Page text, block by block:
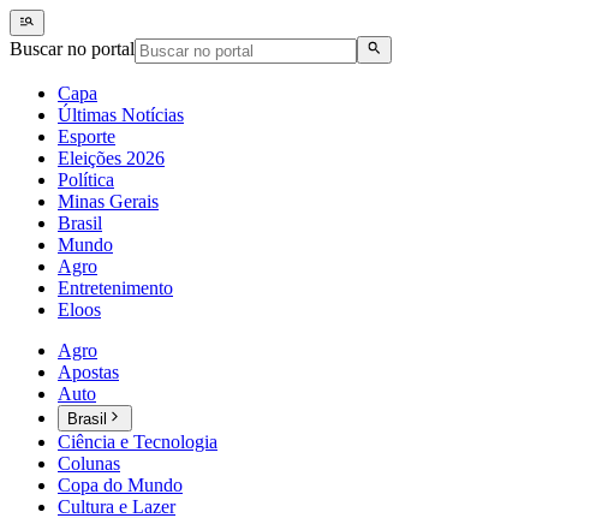
Buscar no portal
Capa
Últimas Notícias
Esporte
Eleições 2026
Política
Minas Gerais
Brasil
Mundo
Agro
Entretenimento
Eloos
Agro
Apostas
Auto
Brasil
Ciência e Tecnologia
Colunas
Copa do Mundo
Cultura e Lazer